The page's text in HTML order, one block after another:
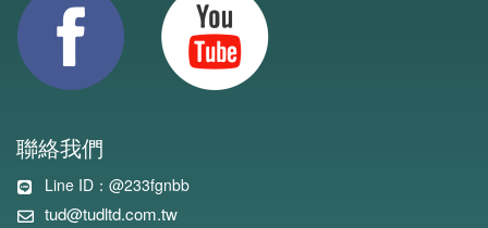
聯絡我們
Line ID：@233fgnbb
tud@tudltd.com.tw